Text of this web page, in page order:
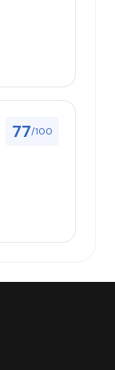
77/100